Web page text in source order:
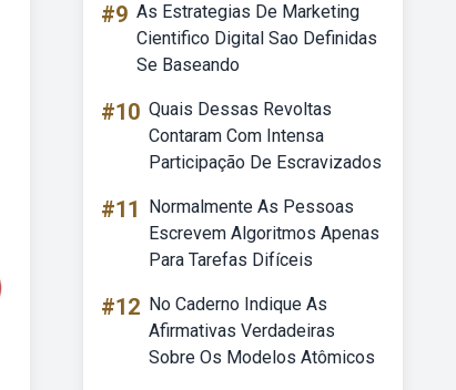
#9 As Estrategias De Marketing
Cientifico Digital Sao Definidas
Se Baseando
#10 Quais Dessas Revoltas
Contaram Com Intensa
Participação De Escravizados
#11
Normalmente As Pessoas
Escrevem Algoritmos Apenas
Para Tarefas Difíceis
#12 No Caderno Indique As
Afirmativas Verdadeiras
Sobre Os Modelos Atômicos